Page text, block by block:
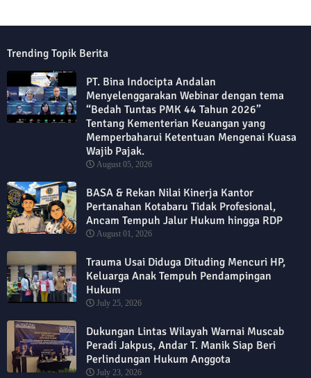
Trending Topik Berita
PT. Bina Indocipta Andalan
Menyelenggarakan Webinar dengan tema
“Bedah Tuntas PMK 44 Tahun 2026”
Tentang Kementerian Keuangan yang
Memperbaharui Ketentuan Mengenai Kuasa
Wajib Pajak.
August 05, 2026
BASA & Rekan Nilai Kinerja Kantor
Pertanahan Kotabaru Tidak Profesional,
Ancam Tempuh Jalur Hukum hingga RDP
August 01, 2026
Trauma Usai Diduga Dituding Mencuri HP,
Keluarga Anak Tempuh Pendampingan
Hukum
July 25, 2026
Dukungan Lintas Wilayah Warnai Muscab
Peradi Jakpus, Andar T. Manik Siap Beri
Perlindungan Hukum Anggota
July 23, 2026